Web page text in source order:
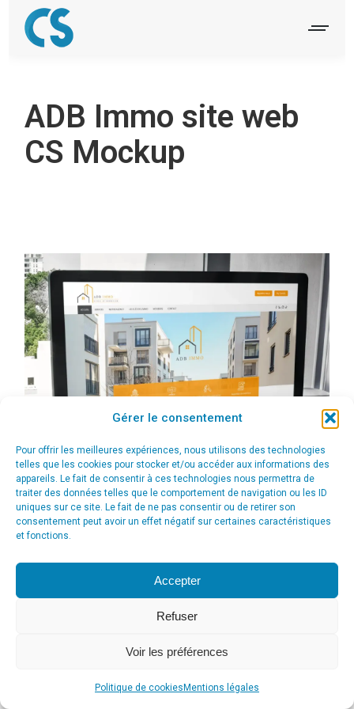
Gérer le consentement
Pour offrir les meilleures expériences, nous utilisons des technologies
telles que les cookies pour stocker et/ou accéder aux informations des
appareils. Le fait de consentir à ces technologies nous permettra de
traiter des données telles que le comportement de navigation ou les ID
uniques sur ce site. Le fait de ne pas consentir ou de retirer son
consentement peut avoir un effet négatif sur certaines caractéristiques
et fonctions.
Accepter
Refuser
Voir les préférences
Politique de cookies Mentions légales
ADB Immo site web
CS Mockup
© Agence Communication Support [ Agence CS ] - Conseil en
menu_principal